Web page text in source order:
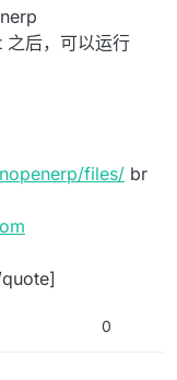
后，可以运行
files/ br
0